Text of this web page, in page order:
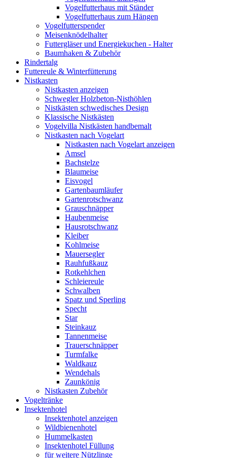
Vogelfutterhaus mit Ständer
Vogelfutterhaus zum Hängen
Vogelfutterspender
Meisenknödelhalter
Futtergläser und Energiekuchen - Halter
Baumhaken & Zubehör
Rindertalg
Futtereule & Winterfütterung
Nistkasten
Nistkasten anzeigen
Schwegler Holzbeton-Nisthöhlen
Nistkästen schwedisches Design
Klassische Nistkästen
Vogelvilla Nistkästen handbemalt
Nistkasten nach Vogelart
Nistkasten nach Vogelart anzeigen
Amsel
Bachstelze
Blaumeise
Eisvogel
Gartenbaumläufer
Gartenrotschwanz
Grauschnäpper
Haubenmeise
Hausrotschwanz
Kleiber
Kohlmeise
Mauersegler
Rauhfußkauz
Rotkehlchen
Schleiereule
Schwalben
Spatz und Sperling
Specht
Star
Steinkauz
Tannenmeise
Trauerschnäpper
Turmfalke
Waldkauz
Wendehals
Zaunkönig
Nistkasten Zubehör
Vogeltränke
Insektenhotel
Insektenhotel anzeigen
Wildbienenhotel
Hummelkasten
Insektenhotel Füllung
für weitere Nützlinge